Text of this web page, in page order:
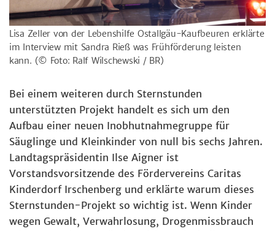
Lisa Zeller von der Lebenshilfe Ostallgäu-Kaufbeuren erklärte
im Interview mit Sandra Rieß was Frühförderung leisten
kann. (© Foto: Ralf Wilschewski / BR)
Bei einem weiteren durch Sternstunden
unterstützten Projekt handelt es sich um den
Aufbau einer neuen Inobhutnahmegruppe für
Säuglinge und Kleinkinder von null bis sechs Jahren.
Landtagspräsidentin Ilse Aigner ist
Vorstandsvorsitzende des Fördervereins Caritas
Kinderdorf Irschenberg und erklärte warum dieses
Sternstunden-Projekt so wichtig ist. Wenn Kinder
wegen Gewalt, Verwahrlosung, Drogenmissbrauch